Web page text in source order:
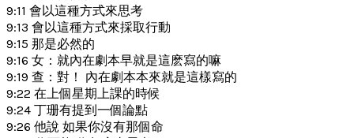
9:11 會以這種方式來思考
9:13 會以這種方式來採取行動
9:15 那是必然的
9:16 女：就內在劇本早就是這麽寫的嘛
9:19 查：對！ 內在劇本本來就是這樣寫的
9:22 在上個星期上課的時候
9:24 丁珊有提到一個論點
9:26 他說 如果你沒有那個命